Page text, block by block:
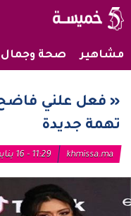
مشاهير صحة وجمال
« فعل علني فاضح
تهمة جديدة
khmissa.ma 11:29 - 16 يناير 2021